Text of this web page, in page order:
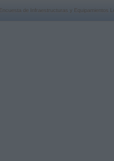
de Infraestructuras y Equipamientos